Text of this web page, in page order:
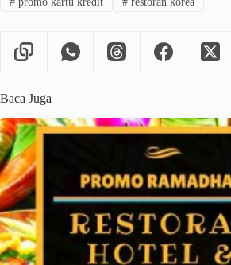
Baca Juga